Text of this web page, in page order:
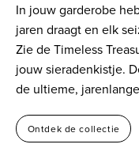
In jouw garderobe
jaren draagt en elk
Zie de Timeless
jouw sieradenkistje.
de ultieme,
Ontdek de collectie